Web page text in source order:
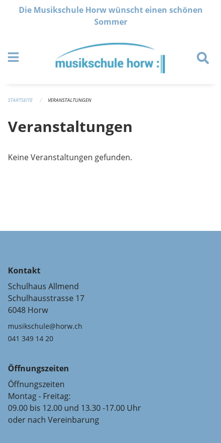
Navigation überspringen
Die Musikschule Horw wünscht einen schönen
Sommer
STARTSEITE VERANSTALTUNGEN
Veranstaltungen
Keine Veranstaltungen gefunden.
Kontakt
Schulhaus Allmend
Schulhausstrasse 17
6048 Horw
musikschule@horw.ch
041 349 14 20
Öffnungszeiten
Öffnungszeiten
Montag - Freitag:
09.00 bis 12.00 und 13.30 -17.00 Uhr
oder nach Vereinbarung